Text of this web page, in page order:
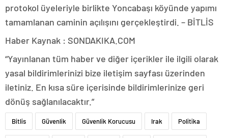
protokol üyeleriyle birlikte Yoncabaşı köyünde yapımı
tamamlanan caminin açılışını gerçekleştirdi. – BİTLİS
Haber Kaynak : SONDAKIKA.COM
“Yayınlanan tüm haber ve diğer içerikler ile ilgili olarak
yasal bildirimlerinizi bize iletişim sayfası üzerinden
iletiniz. En kısa süre içerisinde bildirimlerinize geri
dönüş sağlanılacaktır.”
Bitlis Güvenlik Güvenlik Korucusu Irak Politika